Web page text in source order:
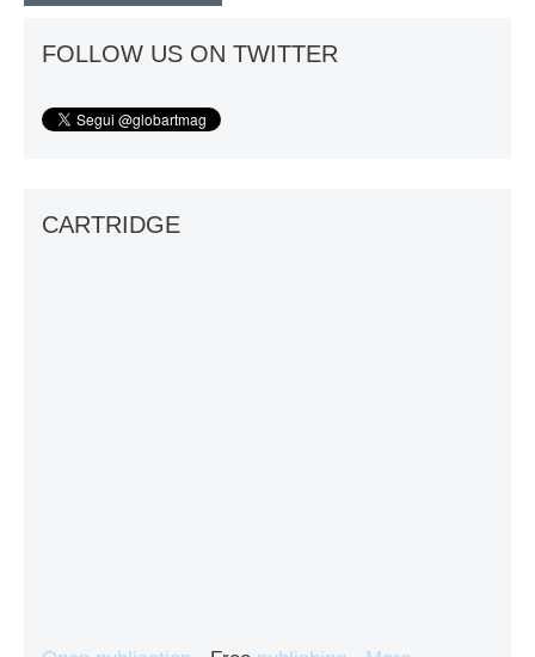
FOLLOW US ON TWITTER
CARTRIDGE